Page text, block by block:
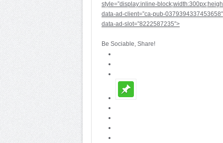
style=”display:inline-
data-ad-client=”ca-pub-0379394337453658″
data-ad-slot=”8222587235″>
Be Sociable, Share!